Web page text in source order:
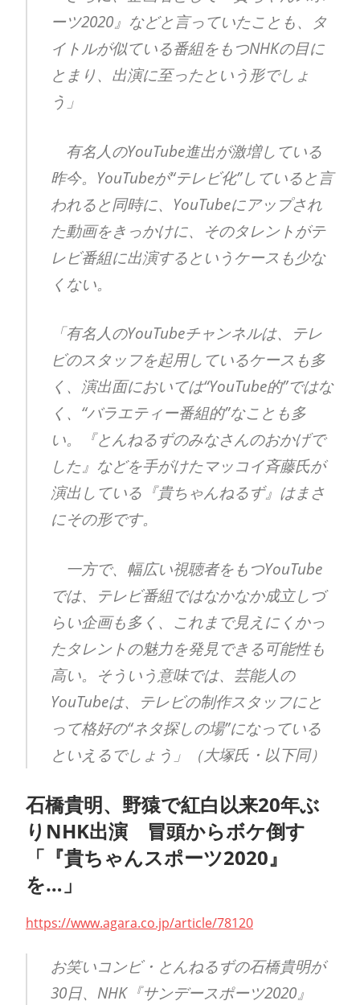
ーツ2020』などと言っていたことも、タ
イトルが似ている番組をもつNHKの目に
とまり、出演に至ったという形でしょ
う」
有名人のYouTube進出が激増している
昨今。YouTubeが“テレビ化”していると言
われると同時に、YouTubeにアップされ
た動画をきっかけに、そのタレントがテ
レビ番組に出演するというケースも少な
くない。
「有名人のYouTubeチャンネルは、テレ
ビのスタッフを起用しているケースも多
く、演出面においては“YouTube的”ではな
く、“バラエティー番組的”なことも多
い。『とんねるずのみなさんのおかげで
した』などを手がけたマッコイ斉藤氏が
演出している『貴ちゃんねるず』はまさ
にその形です。
一方で、幅広い視聴者をもつYouTube
では、テレビ番組ではなかなか成立しづ
らい企画も多く、これまで見えにくかっ
たタレントの魅力を発見できる可能性も
高い。そういう意味では、芸能人の
YouTubeは、テレビの制作スタッフにと
って格好の“ネタ探しの場”になっている
といえるでしょう」（大塚氏・以下同）
石橋貴明、野猿で紅白以来20年ぶ
りNHK出演 冒頭からボケ倒す
「『貴ちゃんスポーツ2020』
を…」
https://www.agara.co.jp/article/78120
お笑いコンビ・とんねるずの石橋貴明が
30日、NHK『サンデースポーツ2020』